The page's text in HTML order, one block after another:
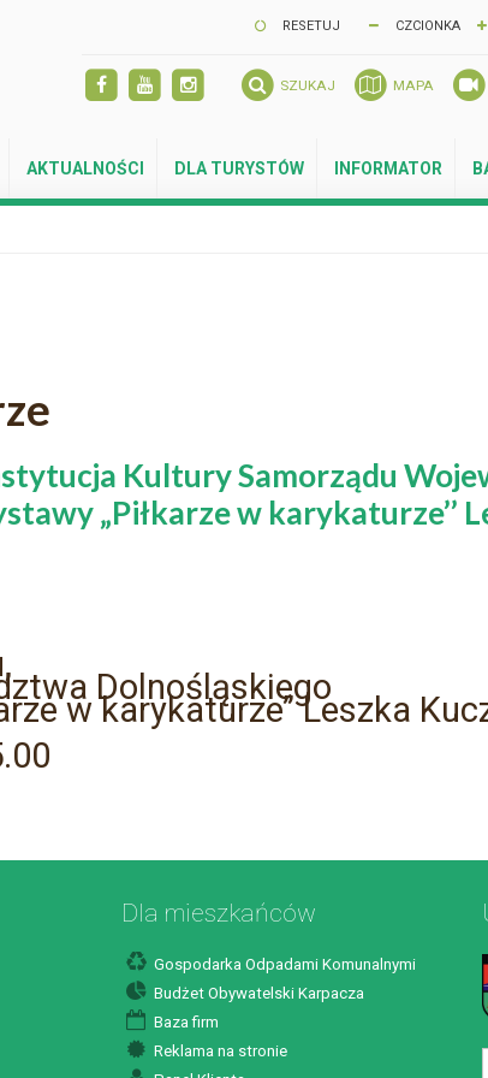
RESETUJ CZCIONKA
SZUKAJ MAPA
AKTUALNOŚCI DLA TURYSTÓW INFORMATOR
Kultury Samorządu
„Piłkarze w karykaturze’’
Dolnośląskiego
w karykaturze’’ Leszka
Dla mieszkańców
Gospodarka Odpadami Komunalnymi
Budżet Obywatelski Karpacza
Baza firm
Reklama na stronie